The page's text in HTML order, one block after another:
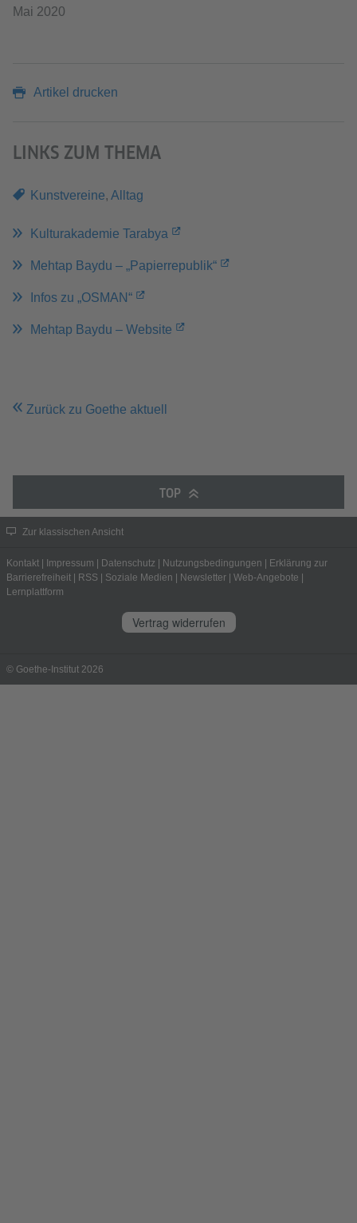
Mai 2020
Artikel drucken
LINKS ZUM THEMA
Kunstvereine, Alltag
Kulturakademie Tarabya
Mehtap Baydu – „Papierrepublik“
Infos zu „OSMAN“
Mehtap Baydu – Website
Zurück zu Goethe aktuell
TOP
Zur klassischen Ansicht
Kontakt | Impressum | Datenschutz | Nutzungsbedingungen | Erklärung zur
Barrierefreiheit | RSS | Soziale Medien | Newsletter | Web-Angebote |
Lernplattform
Vertrag widerrufen
© Goethe-Institut 2026